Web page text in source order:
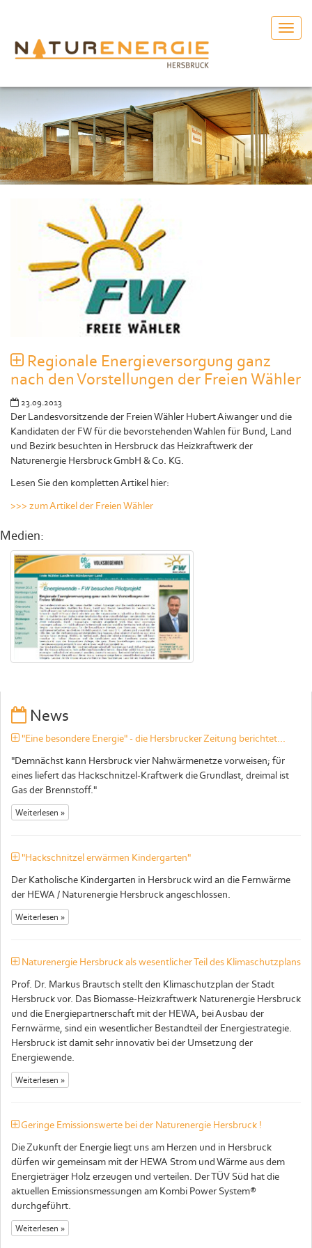
Regionale Energieversorgung ganz
nach den Vorstellungen der Freien Wähler
23.09.2013
Der Landesvorsitzende der Freien Wähler Hubert Aiwanger und die
Kandidaten der FW für die bevorstehenden Wahlen für Bund, Land
und Bezirk besuchten in Hersbruck das Heizkraftwerk der
Naturenergie Hersbruck GmbH & Co. KG.
Lesen Sie den kompletten Artikel hier:
>>> zum Artikel der Freien Wähler
Medien:
News
"Eine besondere Energie" - die Hersbrucker Zeitung berichtet...
"Demnächst kann Hersbruck vier Nahwärmenetze vorweisen; für
eines liefert das Hackschnitzel-Kraftwerk die Grundlast, dreimal ist
Gas der Brennstoff."
Weiterlesen »
"Hackschnitzel erwärmen Kindergarten"
Der Katholische Kindergarten in Hersbruck wird an die Fernwärme
der HEWA / Naturenergie Hersbruck angeschlossen.
Weiterlesen »
Naturenergie Hersbruck als wesentlicher Teil des Klimaschutzplans
Prof. Dr. Markus Brautsch stellt den Klimaschutzplan der Stadt
Hersbruck vor. Das Biomasse-Heizkraftwerk Naturenergie Hersbruck
und die Energiepartnerschaft mit der HEWA, bei Ausbau der
Fernwärme, sind ein wesentlicher Bestandteil der Energiestrategie.
Hersbruck ist damit sehr innovativ bei der Umsetzung der
Energiewende.
Weiterlesen »
Geringe Emissionswerte bei der Naturenergie Hersbruck !
Die Zukunft der Energie liegt uns am Herzen und in Hersbruck
dürfen wir gemeinsam mit der HEWA Strom und Wärme aus dem
Energieträger Holz erzeugen und verteilen. Der TÜV Süd hat die
aktuellen Emissionsmessungen am Kombi Power System®
durchgeführt.
Weiterlesen »